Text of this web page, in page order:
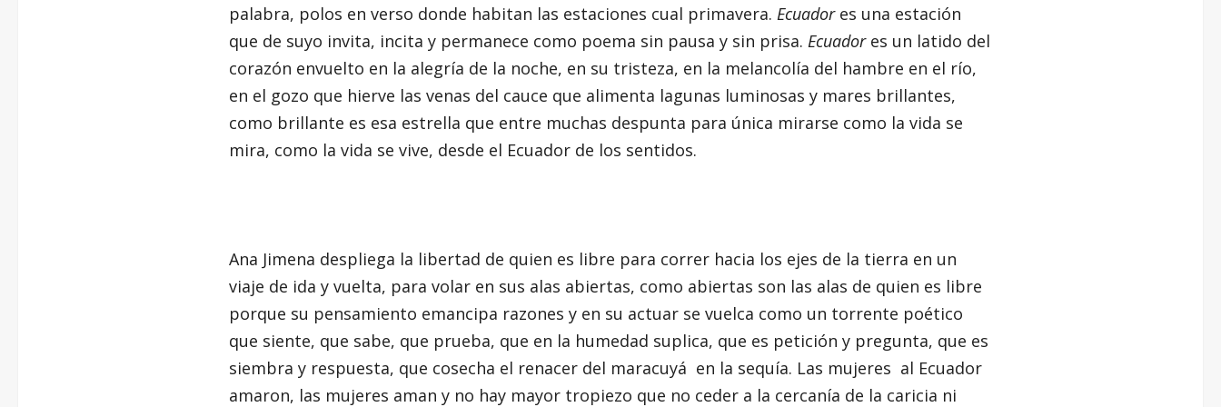
palabra, polos en verso donde habitan las estaciones cual primavera. Ecuadores una estación
que de suyo invita, incita y permanece como poema sin pausa y sin prisa. Ecuador es un latido del
corazón envuelto en la alegría de la noche, en su tristeza, en la melancolía del hambre en el río,
en el gozo que hierve las venas del cauce que alimenta lagunas luminosas y mares brillantes,
como brillante es esa estrella que entre muchas despunta para única mirarse como la vida se
mira, como la vida se vive, desde el Ecuador de los sentidos.
Ana Jimena despliega la libertad de quien es libre para correr hacia los ejes de la tierra en un
viaje de ida y vuelta, para volar en sus alas abiertas, como abiertas son las alas de quien es libre
porque su pensamiento emancipa razones y en su actuar se vuelca como un torrente poético
que siente, que sabe, que prueba, que en la humedad suplica, que es petición y pregunta, que es
siembra y respuesta, que cosecha el renacer del maracuyá en la sequía. Las mujeres al Ecuador
amaron, las mujeres aman y no hay mayor tropiezo que no ceder a la cercanía de la caricia ni